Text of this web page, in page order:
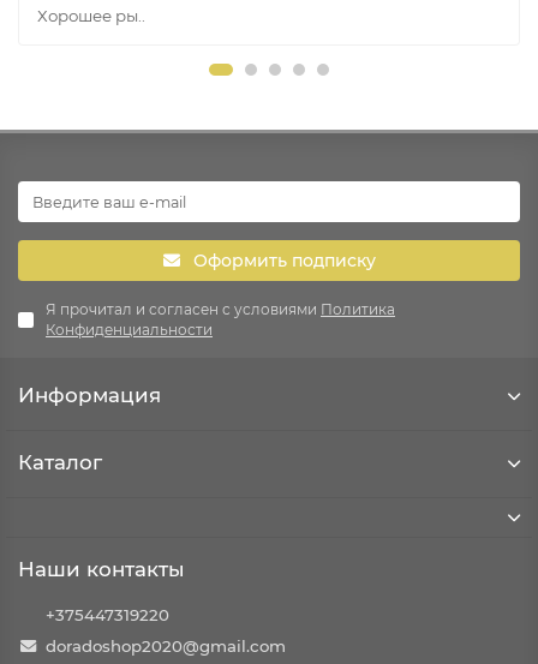
Хорошее ры..
Оформить подписку
Я прочитал и согласен с условиями Политика
Конфиденциальности
Информация
Каталог
Наши контакты
+375447319220
doradoshop2020@gmail.com